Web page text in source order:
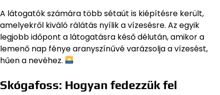
A látogatók számára több sétaút is kiépítésre került,
amelyekről kiváló rálátás nyílik a vízesésre. Az egyik
legjobb időpont a látogatásra késő délután, amikor a
lemenő nap fénye aranyszínűvé varázsolja a vízesést,
hűen a nevéhez.
Skógafoss: Hogyan fedezzük fel